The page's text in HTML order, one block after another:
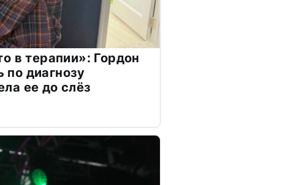
в терапии»: Гордон
диагнозу
ее до слёз